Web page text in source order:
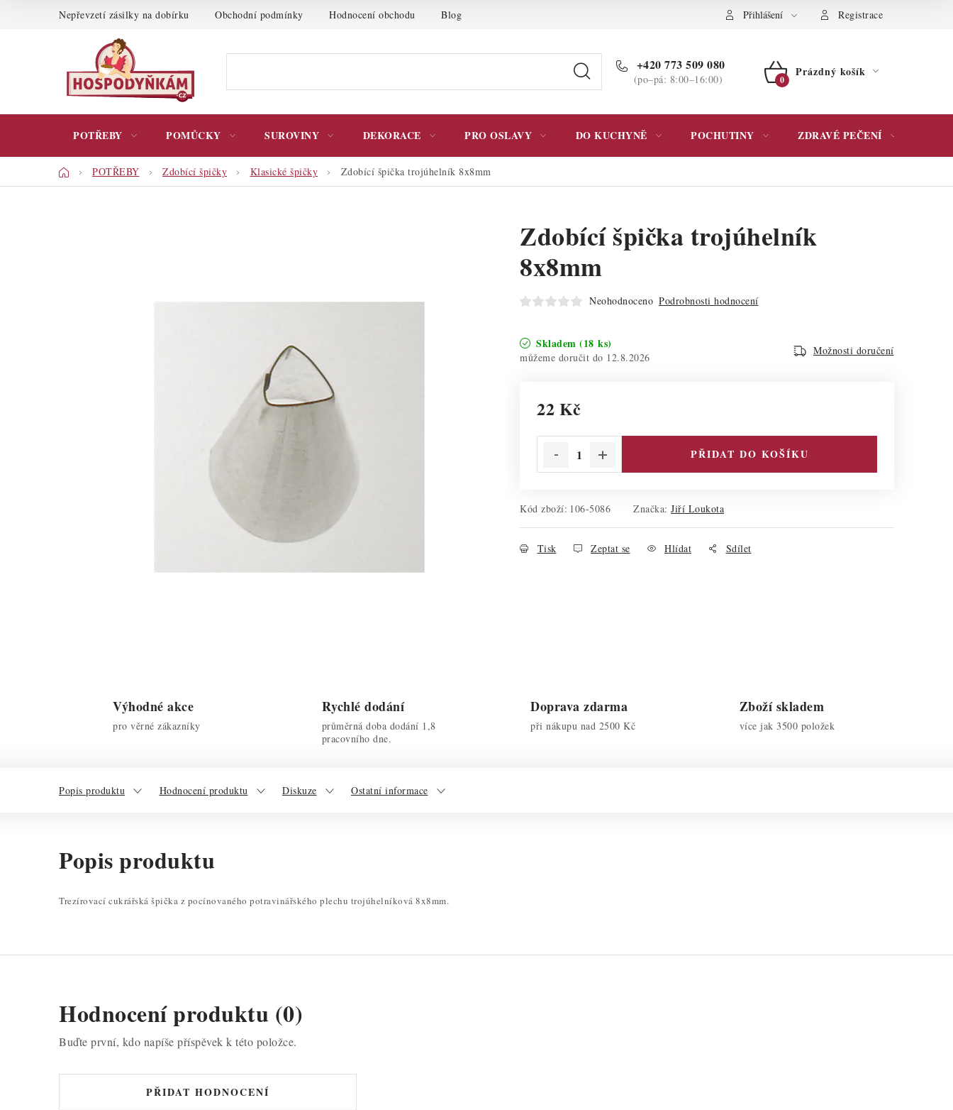
Nepřevzetí zásilky na dobírku Obchodní podmínky Hodnocení obchodu Blog Podmínky ochrany osobních údajů Přihlášení Registrace
+420 773 509 080
(po–pá: 8:00–16:00)
NÁKUPNÍ
Prázdný košík
POTŘEBY POMŮCKY SUROVINY DEKORACE PRO OSLAVY DO KUCHYNĚ POCHUTINY ZDRAVÉ PEČENÍ
DomůPOTŘEBY Zdobící špičky Klasické špičky Zdobící špička trojúhelník 8x8mm
Zdobící špička trojúhelník
8x8mm
Neohodnoceno Podrobnosti hodnocení
Skladem (18 ks)
12.8.2026
Možnosti doručení
22 Kč
PŘIDAT DO KOŠÍKU
Kód zboží: 106-5086 Značka: Jiří Loukota
Tisk Zeptat se Hlídat Sdílet
Výhodné akce
pro věrné zákazníky
Rychlé dodání
průměrná doba dodání 1,8
pracovního dne.
Doprava zdarma
při nákupu nad 2500 Kč
Zboží skladem
více jak 3500 položek
Popis produktu Hodnocení produktu Diskuze Ostatní informace
Popis produktu
Trezírovací cukrářská špička z pocínovaného potravinářského plechu trojúhelníková 8x8mm.
Hodnocení produktu (0)
Buďte první, kdo napíše příspěvek k této položce.
PŘIDAT HODNOCENÍ